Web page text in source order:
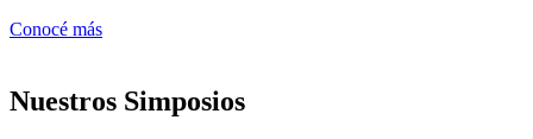
Conocé más
Nuestros Simposios